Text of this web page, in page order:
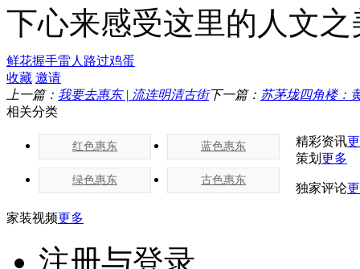
下心来感受这里的人文
鲜花握手雷人 路过鸡蛋
收藏 邀请
上一篇： 我要去惠东 | 流连明清古街下一篇： 苏茅垅四角楼：
相关分类
红色惠东 蓝色惠东
绿色惠东 古色惠东
精彩资讯
策划 更多
独家评论
家装视频更多
注册与登录